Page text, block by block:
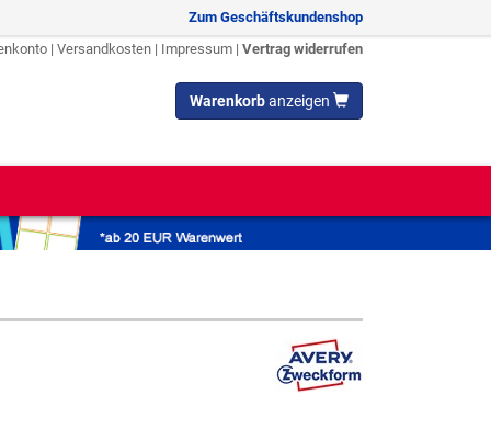
Zum Geschäftskundenshop
| Versandkosten | Impressum | Vertrag widerrufen
Warenkorbanzeigen